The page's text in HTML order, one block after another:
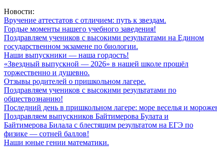
Новости:
Вручение аттестатов с отличием: путь к звездам.
Гордые моменты нашего учебного заведения!
Поздравляем учеников с высокими результатами на Едином
государственном экзамене по биологии.
Наши выпускники — наша гордость!
«Звездный выпускной — 2026» в нашей школе прошёл
торжественно и душевно.
Отзывы родителей о пришкольном лагере.
Поздравляем учеников с высокими результатами по
обществознанию!
Последний день в пришкольном лагере: море веселья и
Поздравляем выпускников Байтимерова Булата и
Байтимерова Билала с блестящим результатом на ЕГЭ по
физике — сотней баллов!
Наши юные гении математики.